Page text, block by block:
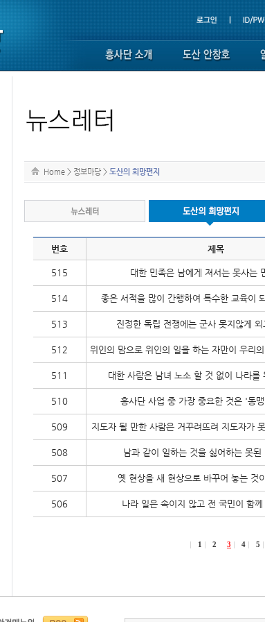
Home > 정보마당 > 도산의 희망편지
번호 제목
515 대한 민족은 남에게 져서는 못사는
514 좋은 서적을 많이 간행하여 특수한 교육이
513 진정한 독립 전쟁에는 군사 못지않게
512 위인의 맘으로 위인의 일을 하는 자만이 우리
511 대한 사람은 남녀 노소 할 것 없이 나라를
510 흥사단 사업 중 가장 중요한 것은 '동
509 지도자 될 만한 사람은 거꾸려뜨려 지도자가
508 남과 같이 일하는 것을 싫어하는 못된
507 옛 현상을 새 현상으로 바꾸어 놓는 것
506 나라 일은 속이지 않고 전 국민이 함
1 2 3 4 5